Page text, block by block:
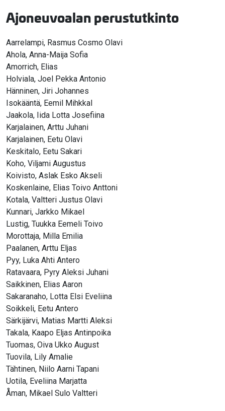
Ajoneuvoalan perustutkinto
Aarrelampi, Rasmus Cosmo Olavi
Ahola, Anna-Maija Sofia
Amorrich, Elias
Holviala, Joel Pekka Antonio
Hänninen, Jiri Johannes
Isokääntä, Eemil Mihkkal
Jaakola, Iida Lotta Josefiina
Karjalainen, Arttu Juhani
Karjalainen, Eetu Olavi
Keskitalo, Eetu Sakari
Koho, Viljami Augustus
Koivisto, Aslak Esko Akseli
Koskenlaine, Elias Toivo Anttoni
Kotala, Valtteri Justus Olavi
Kunnari, Jarkko Mikael
Lustig, Tuukka Eemeli Toivo
Morottaja, Milla Emilia
Paalanen, Arttu Eljas
Pyy, Luka Ahti Antero
Ratavaara, Pyry Aleksi Juhani
Saikkinen, Elias Aaron
Sakaranaho, Lotta Elsi Eveliina
Soikkeli, Eetu Antero
Särkijärvi, Matias Martti Aleksi
Takala, Kaapo Eljas Antinpoika
Tuomas, Oiva Ukko August
Tuovila, Lily Amalie
Tähtinen, Niilo Aarni Tapani
Uotila, Eveliina Marjatta
Åman, Mikael Sulo Valtteri